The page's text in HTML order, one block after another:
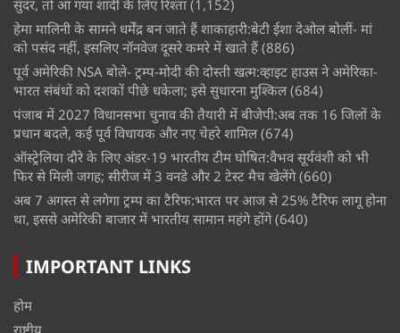
सुंदर, तो आ गया शादी के लिए रिश्ता (1,152)
हेमा मालिनी के सामने धर्मेंद्र बन जाते हैं शाकाहारी:बेटी ईशा देओल बोलीं- मां
को पसंद नहीं, इसलिए नॉनवेज दूसरे कमरे में खाते हैं (886)
पूर्व अमेरिकी NSA बोले- ट्रम्प-मोदी की दोस्ती खत्म:व्हाइट हाउस ने अमेरिका-
भारत संबंधों को दशकों पीछे धकेला; इसे सुधारना मुश्किल (684)
पंजाब में 2027 विधानसभा चुनाव की तैयारी में बीजेपी:अब तक 16 जिलों के
प्रधान बदले, कई पूर्व विधायक और नए चेहरे शामिल (674)
ऑस्ट्रेलिया दौरे के लिए अंडर-19 भारतीय टीम घोषित:वैभव सूर्यवंशी को भी
फिर से मिली जगह; सीरीज में 3 वनडे और 2 टेस्ट मैच खेलेंगे (660)
अब 7 अगस्त से लगेगा ट्रम्प का टैरिफ:भारत पर आज से 25% टैरिफ लागू होना
था, इससे अमेरिकी बाजार में भारतीय सामान महंगे होंगे (640)
IMPORTANT LINKS
होम